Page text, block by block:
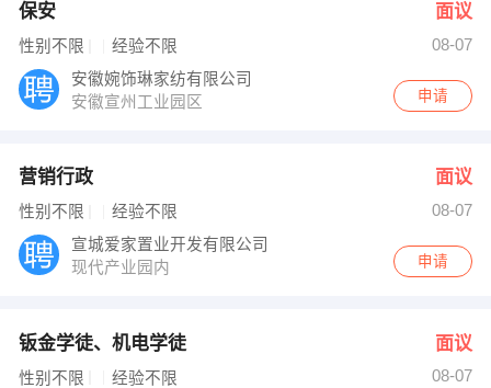
保安 面议
性别不限 经验不限
08-07
安徽婉饰琳家纺有限公司
安徽宣州工业园区
申请
营销行政 面议
性别不限 经验不限
08-07
宣城爱家置业开发有限公司
现代产业园内
申请
钣金学徒、机电学徒 面议
性别不限 经验不限
08-07